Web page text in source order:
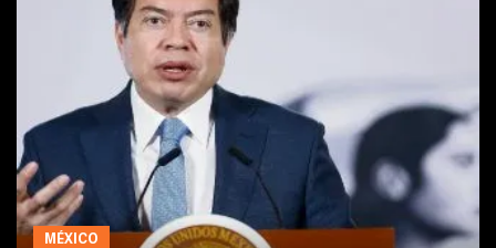
MÉXICO